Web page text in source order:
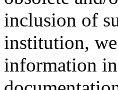
inclusion of
institution,
information in